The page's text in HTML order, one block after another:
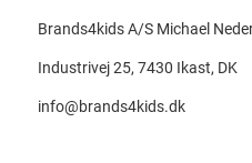
Brands4kids A/S Michael
Industrivej 25, 7430 Ikast, DK
info@brands4kids.dk